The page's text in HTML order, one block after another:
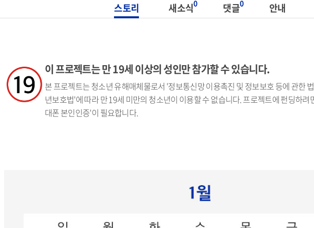
스토리 새소식0 댓글0 안내
이 프로젝트는 만 19세 이상의 성인만 참가할 수 있습니다.
본 프로젝트는 청소년 유해매체물로서 '정보통신망 이용촉진 및 정보보호 등에 관한
년보호법'에 따라 만 19세 미만의 청소년이 이용할 수 없습니다. 프로젝트에 펀딩하려
대폰 본인인증'이 필요합니다.